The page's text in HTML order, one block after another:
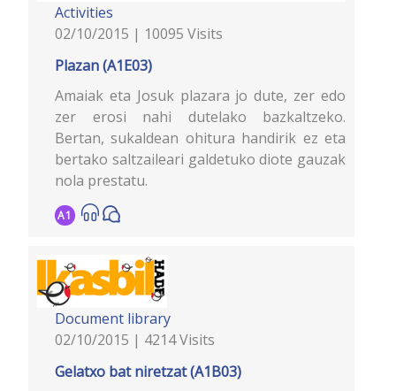
Activities
02/10/2015 | 10095 Visits
Plazan (A1E03)
Amaiak eta Josuk plazara jo dute, zer edo
zer erosi nahi dutelako bazkaltzeko.
Bertan, sukaldean ohitura handirik ez eta
bertako saltzaileari galdetuko diote gauzak
nola prestatu.
A1
Document library
02/10/2015 | 4214 Visits
Gelatxo bat niretzat (A1B03)